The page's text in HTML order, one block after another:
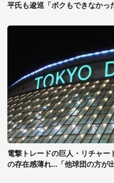
平氏も逡巡「ボクもできなかっ
電撃トレードの巨人・リチャー
の存在感薄れ...「他球団の方が